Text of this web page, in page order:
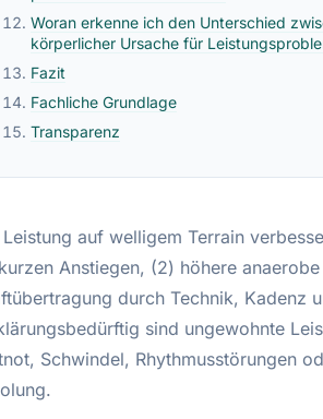
Woran erkenne ich den Unterschied
körperlicher Ursache für
Fazit
Fachliche Grundlage
Transparenz
auf welligem Terrain
Anstiegen, (2) höhere
durch Technik, Kadenz
sind ungewohnte
Schwindel, Rhythmusstörungen